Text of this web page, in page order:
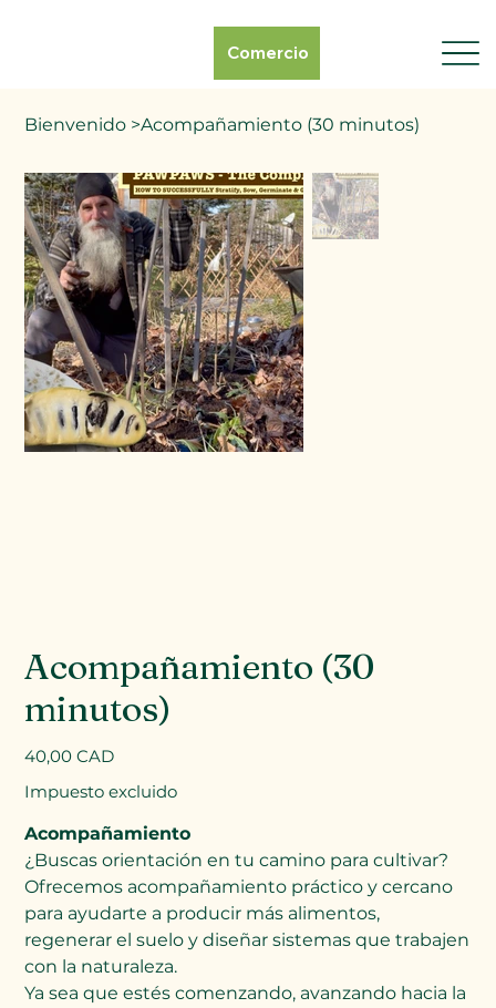
Comercio
Bienvenido >Acompañamiento (30 minutos)
Acompañamiento (30
minutos)
Precio
40,00 CAD
Impuesto excluido
Acompañamiento
¿Buscas orientación en tu camino para cultivar?
Ofrecemos acompañamiento práctico y cercano
para ayudarte a producir más alimentos,
regenerar el suelo y diseñar sistemas que trabajen
con la naturaleza.
Ya sea que estés comenzando, avanzando hacia la